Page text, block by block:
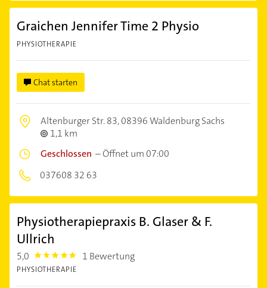
Graichen Jennifer Time 2 Physio
PHYSIOTHERAPIE
Chat starten
Altenburger Str. 83,08396 Waldenburg Sachs
1,1 km
Geschlossen –Öffnet um 07:00
037608 32 63
Physiotherapiepraxis B. Glaser & F.
Ullrich
5,0 5.0 1 Bewertung
PHYSIOTHERAPIE